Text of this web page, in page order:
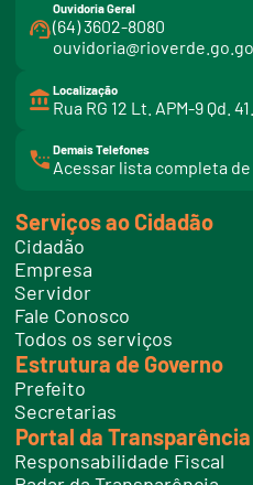
Ouvidoria Geral
(64) 3602-8080
Localização
Rua RG 12 Lt. APM-9 Qd.
Demais Telefones
Acessar lista completa
i
t
e
l
f
o
e
s
Serviços ao Cidadão
Cidadão
Empresa
Servidor
Fale Conosco
Todos os serviços
Estrutura de Governo
Prefeito
Secretarias
Portal da Transparência
Responsabilidade Fiscal